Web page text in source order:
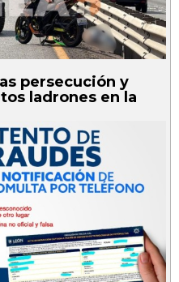
persecución y
ladrones en la